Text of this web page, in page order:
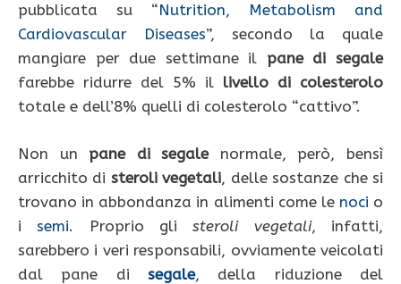
pubblicata su “Nutrition, Metabolism and
Cardiovascular Diseases”, secondo la quale
mangiare per due settimane il pane di segale
farebbe ridurre del 5% il livello di colesterolo
totale e dell’8% quelli di colesterolo “cattivo”.
Non un pane di segalenormale, però, bensì
arricchito di steroli vegetali, delle sostanze che si
trovano in abbondanza in alimenti come le noci o
isemi. Proprio glisteroli vegetali, infatti,
sarebbero i veri responsabili, ovviamente veicolati
dal pane di segale, della riduzione del